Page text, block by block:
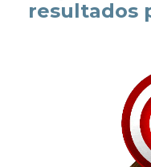
Paga
resultados